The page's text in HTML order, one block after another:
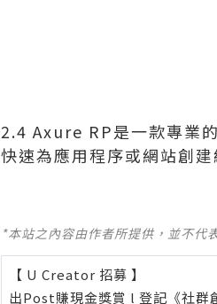
2.4 Axure RP是一款專業
快速為應用程序或網站創
*本站之內容由作者所提供，並不代
【 U Creator 招募 】
出Post賺現金獎賞 l 登記《社群